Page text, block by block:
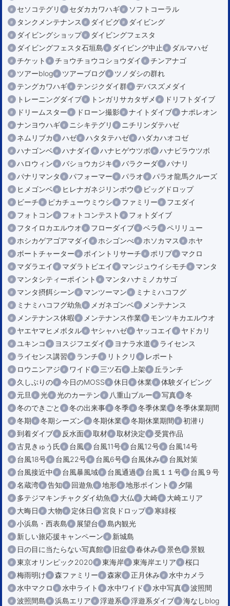
セソコテグリ
セダカカワハギ
ソフトコーラル
タンクメンテナンス
ダイビグ
ダイビング
ダイビングショップ
ダイビングフェスタ
ダイビングフェスタ石垣島
ダイビング中止
ダルマハゼ
チケット
チョウチョウコショウダイ
チンアナゴ
ツアーblog
ツアーブログ
ツノダシの群れ
テングカワハギ
テンジクダイ群
デバスズメダイ
トレーニングダイブ
トンガリサカタザメ
ドリフトダイブ
ドリームスター
ドローン撮影 ナイトダイブ
ナポレオン
ナンヨウハギ
ニシキテグリ
ニチリンダテハゼ
ネムリブカ
ハゼ ハタタテハゼ
ハダカハオコゼ
ハナゴンベ
ハナダイ ハナヒゲウツボ
ハナビラウツボ
ハロウィン
バショウカジキ バラクーダ
パナリ
パナリマンタ
パフォーマー パラオ
パラオ龍馬クルーズ
ヒメゴンベ
ヒレナガネジリンボウ
ビッグドロップ
ビーチ
ピカチューウミウシ ファミリー
フエダイ
フォトコン
フォトコンテスト
フォトダイブ
フタイロカエルウオ
フローダイブ ベラ
ペリリュー
ホシカゲアゴアマダイ
ホシゴンべ ホソカマス
ホヤ
ボートチャーター
ポイントリサーチ ポリプ
マクロ
マダラエイ
マダラトビエイ マンジュウイシモチ
マンタ
マンタシティーポイント
マンタハナミノカサゴ
マンタ摂餌シーン
マンツーマン
ミナミハコフグ
ミナミハコフグ幼魚
メガネゴンベ
メンテナンス
メンテナンス休暇
メンテナンス作業
モンツキカエルウオ
ヤエヤマヒメボタル
ヤシャハゼ ヤッコエイ
ヤドカリ
ユキンコ
ヨスジフエダイ ヨナラ水道
ライセンス
ライセンス講習
ランチ リトクリ
レポート
ロウニンアジ
ワイド 三ツ石 上架
丘ランチ
久しぶりの
今日のMOSS 休日 休業
体験ダイビング
元旦
光 光のカーテン 八重山ブルー 写真
冬
冬のできごと
冬の出来事 冬季 冬季休業
冬季休業期間
冬期
冬期シーズン 冬期休業 冬期休業期間
初潜り
到着ダイブ
反水面 取材 取材決定
受賞作品
古見きゅう氏
台風 台風11号 台風12号
台風14号
台風18号
台風22号 台風6号 台風休み
台風対策
台風接近中
台風暴風域 台風通過 台風１１号
台風９号
名蔵湾
告知 回遊魚 地形 地形ポイント
夕陽
多テジマキンチャクダイ幼魚
大仏 大崎
大崎エリア
大晦日
大物 定休日 宮良ドロップ
寒緋桜
小浜島・西表島
展望台
島内観光
新しい旅応援キャンペーン
新城島
日の目に当たらない写真館
旧盆 春休み 景色
景観
東京オリンピック2020
東海岸 東海岸エリア
桜口
梅雨明け
森ファミリー 森家 正月休み
水中カメラ
水中マクロ
水中ライト 水中ワイド 水中写真
波照間
波照間島
浜島エリア 浮遊系 浮遊系ダイブ
海なしblog